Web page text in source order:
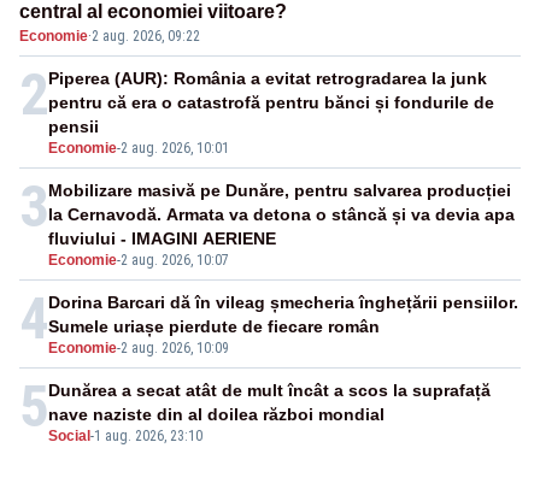
central al economiei viitoare?
Economie·2 aug. 2026, 09:22
2
Economie-2 aug. 2026, 10:01
Piperea (AUR): România a evitat retrogradarea la junk
pentru că era o catastrofă pentru bănci și fondurile de
pensii
3
Economie-2 aug. 2026, 10:07
Mobilizare masivă pe Dunăre, pentru salvarea producției
la Cernavodă. Armata va detona o stâncă și va devia apa
fluviului - IMAGINI AERIENE
4 Economie-2 aug. 2026, 10:09
Dorina Barcari dă în vileag șmecheria înghețării pensiilor.
Sumele uriașe pierdute de fiecare român
5Social -1 aug. 2026, 23:10
Dunărea a secat atât de mult încât a scos la suprafață
nave naziste din al doilea război mondial